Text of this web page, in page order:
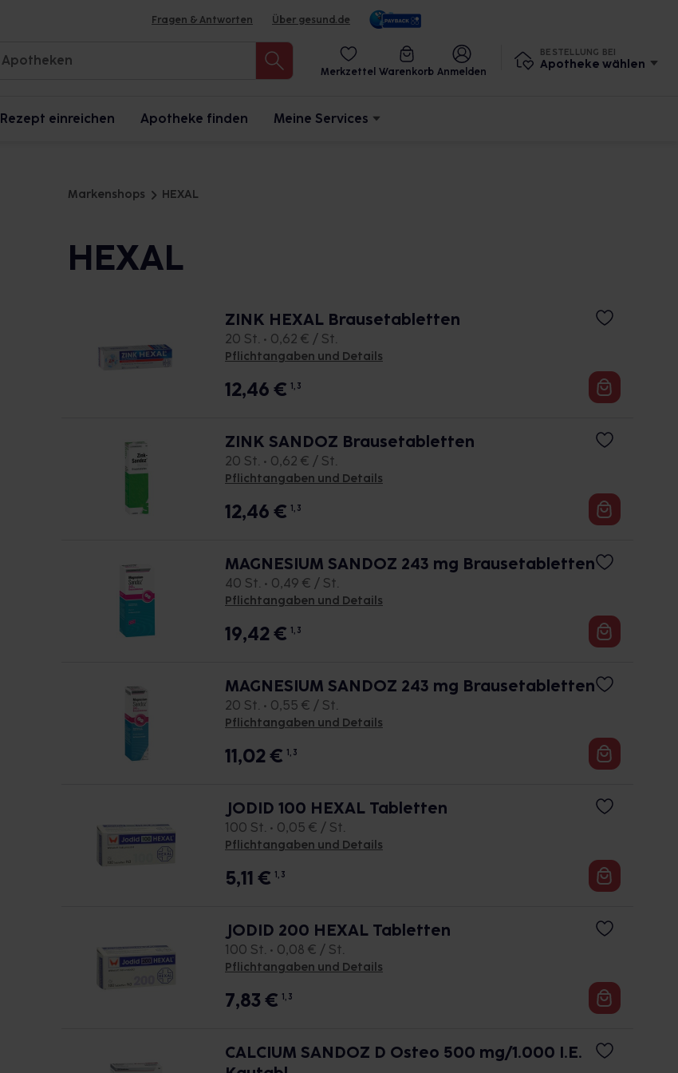
Fragen & Antworten Über gesund.de
Merkzettel Warenkorb Anmelden
BESTELLUNG BEI
Apotheke wählen
Rezept einreichen Apotheke finden Meine Services
Markenshops HEXAL
HEXAL
ZINK HEXAL Brausetabletten
20 St. • 0,62 € / St.
Pflichtangaben und Details
12,46€ 1, 3
ZINK SANDOZ Brausetabletten
20 St. • 0,62 € / St.
Pflichtangaben und Details
12,46€ 1, 3
MAGNESIUM SANDOZ 243 mg Brausetabletten
40 St. • 0,49 € / St.
Pflichtangaben und Details
19,42€ 1, 3
MAGNESIUM SANDOZ 243 mg Brausetabletten
20 St. • 0,55 € / St.
Pflichtangaben und Details
11,02€ 1, 3
JODID 100 HEXAL Tabletten
100 St. • 0,05 € / St.
Pflichtangaben und Details
5,11€ 1, 3
JODID 200 HEXAL Tabletten
100 St. • 0,08 € / St.
Pflichtangaben und Details
7,83€ 1, 3
CALCIUM SANDOZ D Osteo 500 mg/1.000 I.E.